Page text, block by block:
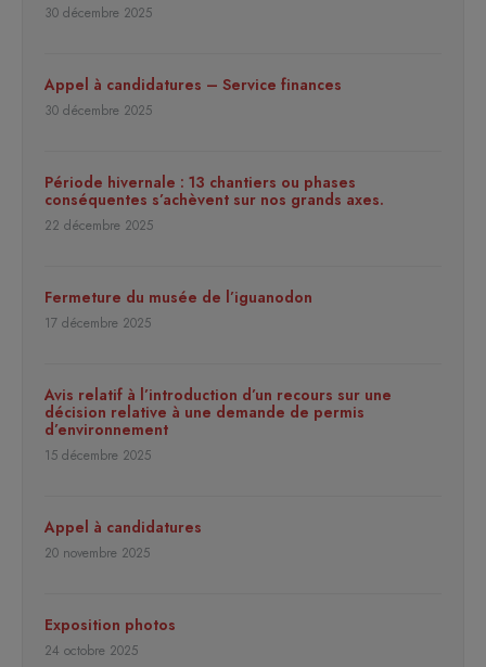
30 décembre 2025
Appel à candidatures – Service finances
30 décembre 2025
Période hivernale : 13 chantiers ou phases
conséquentes s’achèvent sur nos grands axes.
22 décembre 2025
Fermeture du musée de l’iguanodon
17 décembre 2025
Avis relatif à l’introduction d’un recours sur une
décision relative à une demande de permis
d’environnement
15 décembre 2025
Appel à candidatures
20 novembre 2025
Exposition photos
24 octobre 2025